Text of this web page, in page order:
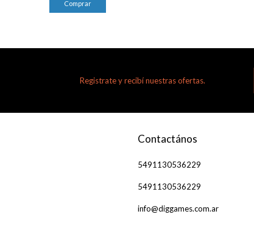
Registrate y recibí nuestras ofertas.
Contactános
5491130536229
5491130536229
info@diggames.com.ar